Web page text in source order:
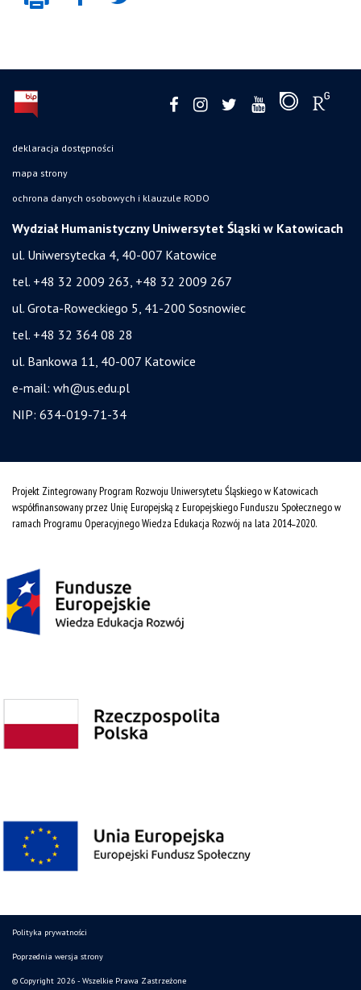
deklaracja dostępności
mapa strony
ochrona danych osobowych i klauzule RODO
Wydział Humanistyczny Uniwersytet Śląski w Katowicach
ul. Uniwersytecka 4, 40-007 Katowice
tel. +48 32 2009 263, +48 32 2009 267
ul. Grota-Roweckiego 5, 41-200 Sosnowiec
tel. +48 32 364 08 28
ul. Bankowa 11, 40-007 Katowice
e-mail: wh@us.edu.pl
NIP: 634-019-71-34
Projekt Zintegrowany Program Rozwoju Uniwersytetu Śląskiego w Katowicach
współfinansowany przez Unię Europejską z Europejskiego Funduszu Społecznego w
ramach Programu Operacyjnego Wiedza Edukacja Rozwój na lata 2014˗2020.
Polityka prywatności
Poprzednia wersja strony
© Copyright 2026 - Wszelkie Prawa Zastrzeżone